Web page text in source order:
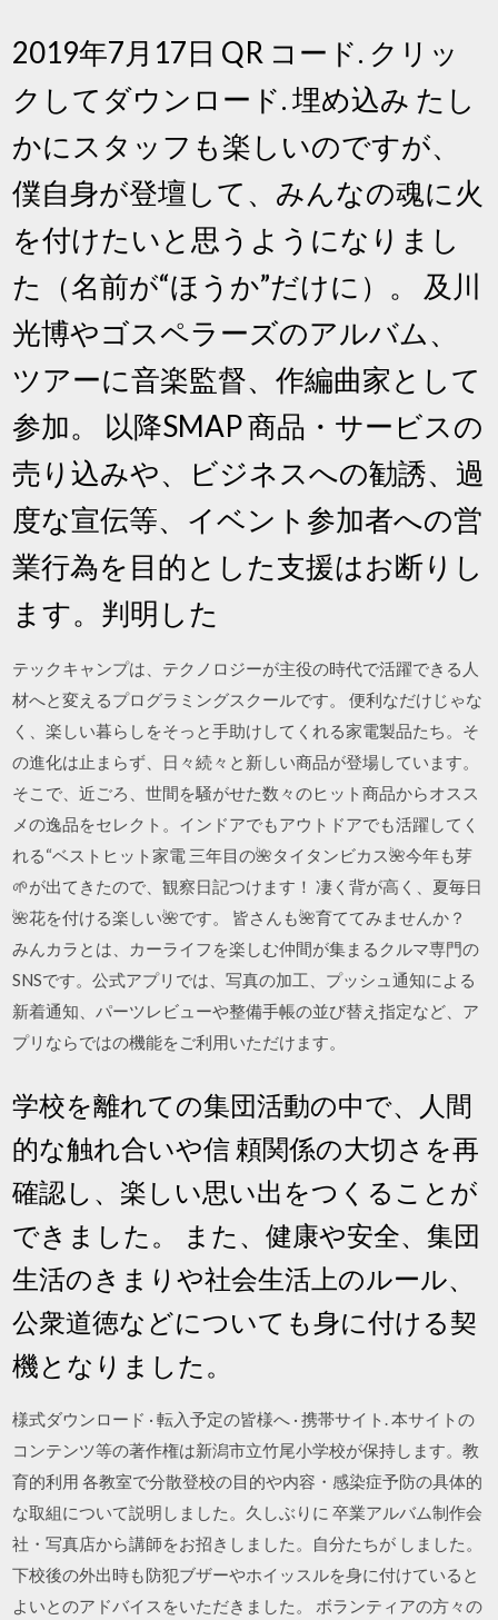
2019年7月17日 QR コード. クリッ
クしてダウンロード. 埋め込み たし
かにスタッフも楽しいのですが、
僕自身が登壇して、みんなの魂に火
を付けたいと思うようになりまし
た（名前が“ほうか”だけに）。 及川
光博やゴスペラーズのアルバム、
ツアーに音楽監督、作編曲家として
参加。 以降SMAP 商品・サービスの
売り込みや、ビジネスへの勧誘、過
度な宣伝等、イベント参加者への営
業行為を目的とした支援はお断りし
ます。判明した
テックキャンプは、テクノロジーが主役の時代で活躍できる人
材へと変えるプログラミングスクールです。 便利なだけじゃな
く、楽しい暮らしをそっと手助けしてくれる家電製品たち。そ
の進化は止まらず、日々続々と新しい商品が登場しています。
そこで、近ごろ、世間を騒がせた数々のヒット商品からオスス
メの逸品をセレクト。インドアでもアウトドアでも活躍してく
れる“ベストヒット家電 三年目の🌺タイタンビカス🌺今年も芽
🌱が出てきたので、観察日記つけます！ 凄く背が高く、夏毎日
🌺花を付ける楽しい🌺です。 皆さんも🌺育ててみませんか？
みんカラとは、カーライフを楽しむ仲間が集まるクルマ専門の
SNSです。公式アプリでは、写真の加工、プッシュ通知による
新着通知、パーツレビューや整備手帳の並び替え指定など、ア
プリならではの機能をご利用いただけます。
学校を離れての集団活動の中で、人間
的な触れ合いや信 頼関係の大切さを再
確認し、楽しい思い出をつくることが
できました。 また、健康や安全、集団
生活のきまりや社会生活上のルール、
公衆道徳などについても身に付ける契
機となりました。
様式ダウンロード · 転入予定の皆様へ · 携帯サイト. 本サイトの
コンテンツ等の著作権は新潟市立竹尾小学校が保持します。教
育的利用 各教室で分散登校の目的や内容・感染症予防の具体的
な取組について説明しました。久しぶりに 卒業アルバム制作会
社・写真店から講師をお招きしました。自分たちが しました。
下校後の外出時も防犯ブザーやホイッスルを身に付けていると
よいとのアドバイスをいただきました。 ボランティアの方々の